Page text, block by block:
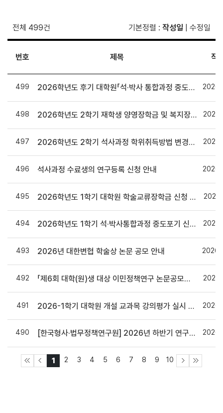
전체 499건 기본정렬 : 작성일 수정일
번호 제목 작
499 2026학년도 후기 대학원「석·박사 통합과정 중도전환」 신청 안내
498 2026학년도 2학기 재학생 양영장학금 및 복지장학금 신청 안내
497 2026학년도 2학기 석사과정 학위취득방법 변경신청 안내 및 논문대체 학위취득 방법 안내
496 석사과정 수료생의 연구등록 신청 안내
495 2026학년도 1학기 대학원 학술교류장학금 신청 안내
494 2026학년도 1학기 석·박사통합과정 중도포기 신청 안내
493 2026년 대한변협 학술상 논문 공모 안내
492 「제6회 대학(원)생 대상 이민정책연구 논문공모전」 안내
491 2026-1학기 대학원 개설 교과목 강의평가 실시 안내
490 [한국형사·법무정책연구원] 2026년 하반기 연구과제 수요조사 안내
1 2 3 4 5 6 7 8 9 10